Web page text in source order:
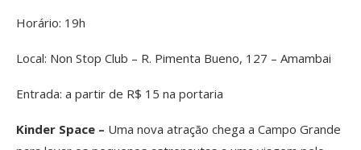
Horário: 19h
Local: Non Stop Club – R. Pimenta Bueno, 127 – Amambai
Entrada: a partir de R$ 15 na portaria
Kinder Space – Uma nova atração chega a Campo Grande